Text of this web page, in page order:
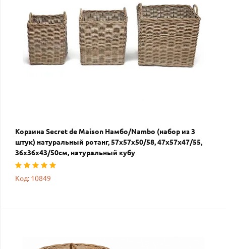
Корзина Secret de Maison Намбо/Nambo (набор из 3
штук) натуральный ротанг, 57х57х50/58, 47х57х47/55,
36х36х43/50см, натуральный кубу
Код: 10849